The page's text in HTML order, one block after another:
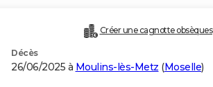
Créer une cagnotte obsèques
Décès
26/06/2025 à Moulins-lès-Metz (Moselle)